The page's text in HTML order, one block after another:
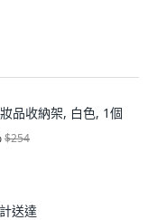
品收納架, 白色, 1個
$254
送達